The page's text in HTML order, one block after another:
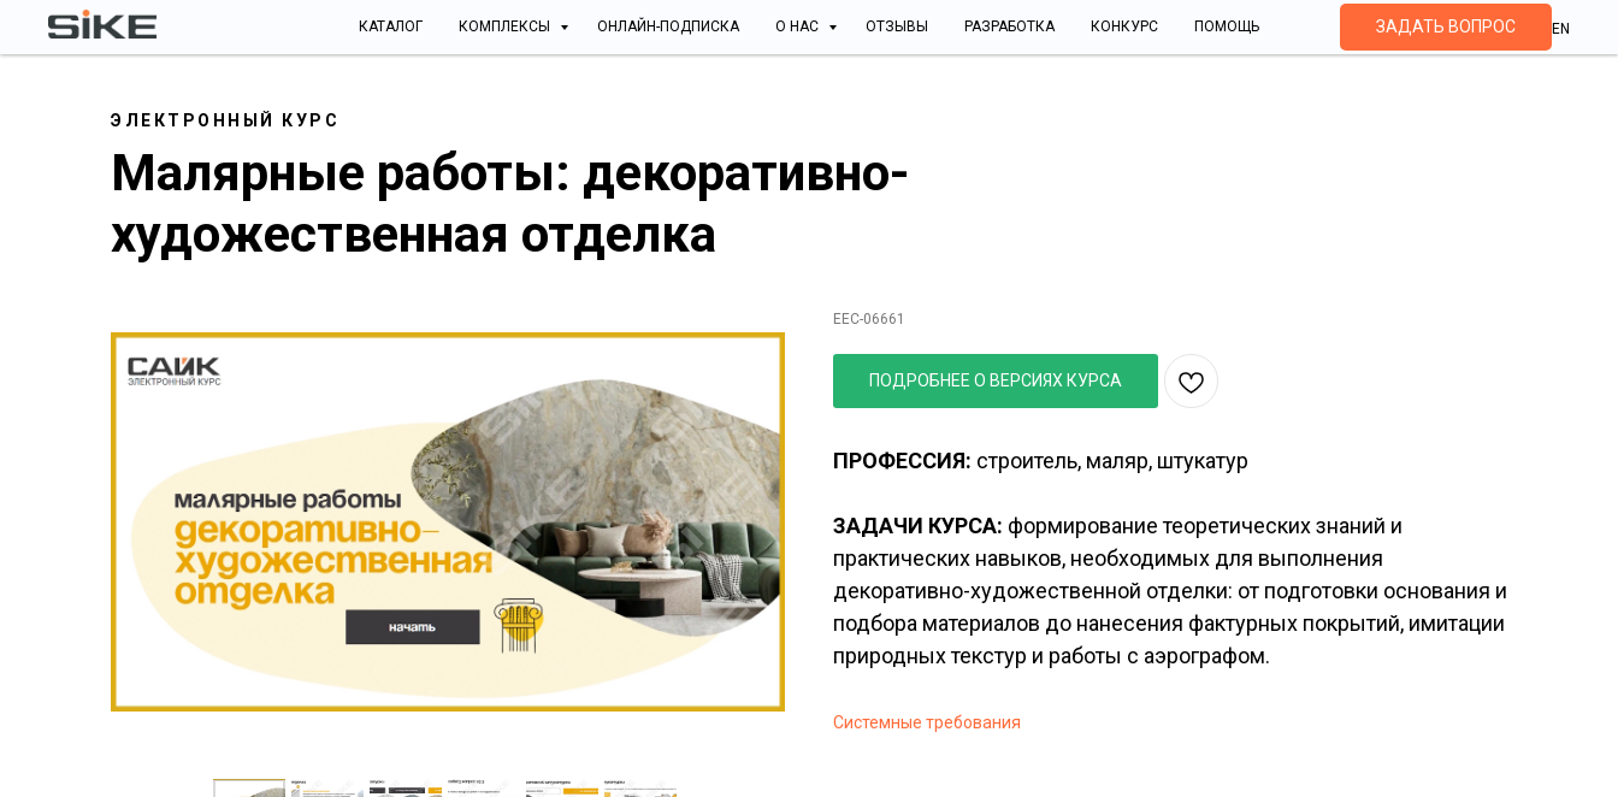
КАТАЛОГ КОМПЛЕКСЫ ОНЛАЙН-ПОДПИСКА О НАС ОТЗЫВЫ РАЗРАБОТКА КОНКУРС ПОМОЩЬ ЗАДАТЬ ВОПРОС EN
ЭЛЕКТРОННЫЙ КУРС
Малярные работы: декоративно-
художественная отделка
EEC-06661
ПОДРОБНЕЕ О ВЕРСИЯХ КУРСА
ПРОФЕССИЯ: строитель, маляр, штукатур
ЗАДАЧИ КУРСА: формирование теоретических знаний и
практических навыков, необходимых для выполнения
декоративно-художественной отделки: от подготовки основания и
подбора материалов до нанесения фактурных покрытий, имитации
природных текстур и работы с аэрографом.
Системные требования